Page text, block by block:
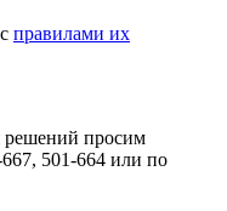
правилами их
решений просим
501-664 или по